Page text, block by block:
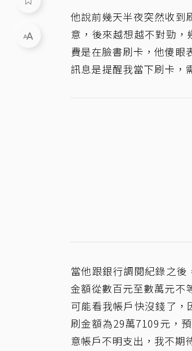
他說前幾天半夜突然收到
意，後來越想越不對勁
費是在臉書刷卡，他傻眼
訊息是提醒我當下刷卡，
當他跟銀行調閱紀錄之
金額從數百元至數萬元不
可能看我帳戶快沒錢了
刷金額為29萬7109元，
意帳戶不明支出，我不期